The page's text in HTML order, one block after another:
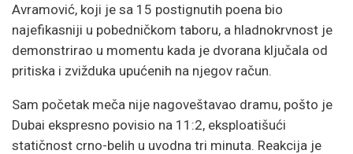
Avramović, koji je sa 15 postignutih poena bio
najefikasniji u pobedničkom taboru, a hladnokrvnost je
demonstrirao u momentu kada je dvorana ključala od
pritiska i zvižduka upućenih na njegov račun.
Sam početak meča nije nagoveštavao dramu, pošto je
Dubai ekspresno povisio na 11:2, eksploatišući
statičnost crno-belih u uvodna tri minuta. Reakcija je